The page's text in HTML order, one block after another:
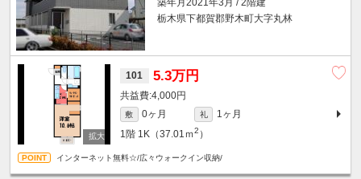
栃木県下都賀郡野木町大字丸林
101 5.3万円
4,000円
敷 0ヶ月 礼
1ヶ月
1階 1K（37.01ｍ2 ）
インターネット無料☆/広々ウォークイン収納/